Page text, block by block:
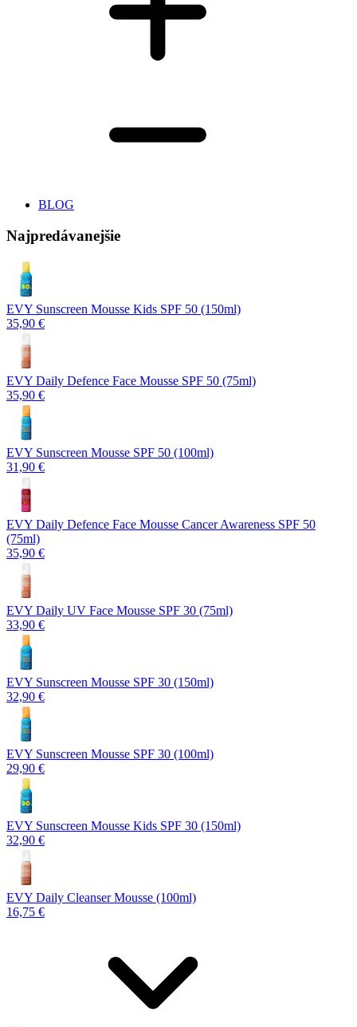
BLOG
Najpredávanejšie
EVY Sunscreen Mousse Kids SPF 50 (150ml)
35,90 €
EVY Daily Defence Face Mousse SPF 50 (75ml)
35,90 €
EVY Sunscreen Mousse SPF 50 (100ml)
31,90 €
EVY Daily Defence Face Mousse Cancer Awareness SPF 50
(75ml)
35,90 €
EVY Daily UV Face Mousse SPF 30 (75ml)
33,90 €
EVY Sunscreen Mousse SPF 30 (150ml)
32,90 €
EVY Sunscreen Mousse SPF 30 (100ml)
29,90 €
EVY Sunscreen Mousse Kids SPF 30 (150ml)
32,90 €
EVY Daily Cleanser Mousse (100ml)
16,75 €